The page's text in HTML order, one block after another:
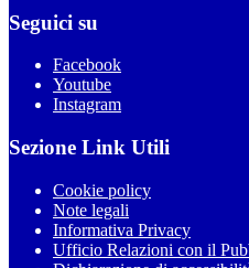
Seguici su
Facebook
Youtube
Instagram
Sezione Link Utili
Cookie policy
Note legali
Informativa Privacy
Ufficio Relazioni con il